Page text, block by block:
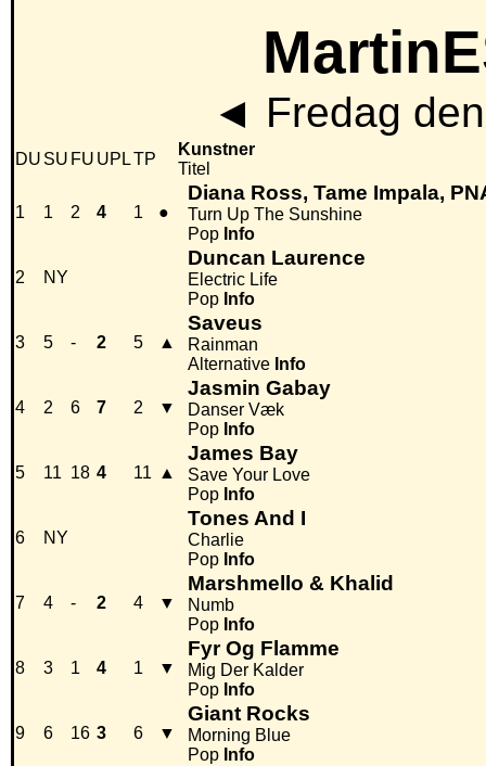
◄ Fredag
DU SU FU UPLTP
Kunstner
Titel
1 1 2 4 1 ●
Diana Ross, Tame Impala,
Turn Up The Sunshine
Pop Info
2 NY
Duncan Laurence
Electric Life
Pop Info
3 5 - 2 5 ▲
Saveus
Rainman
Alternative Info
4 2 6 7 2 ▼
Jasmin Gabay
Danser Væk
Pop Info
5 11 18 4 11 ▲
James Bay
Save Your Love
Pop Info
6 NY
Tones And I
Charlie
Pop Info
7 4 - 2 4 ▼
Marshmello & Khalid
Numb
Pop Info
8 3 1 4 1 ▼
Fyr Og Flamme
Mig Der Kalder
Pop Info
9 6 16 3 6 ▼
Giant Rocks
Morning Blue
Pop Info